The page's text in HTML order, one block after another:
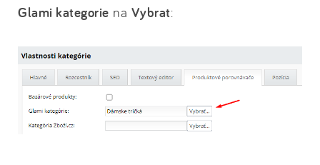
Glami kategorie na Vybrat: